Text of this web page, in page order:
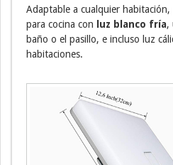
Adaptable a cualquier
para cocina con
luz blanco fría,
baño o el pasillo, e incluso luz
habitaciones.